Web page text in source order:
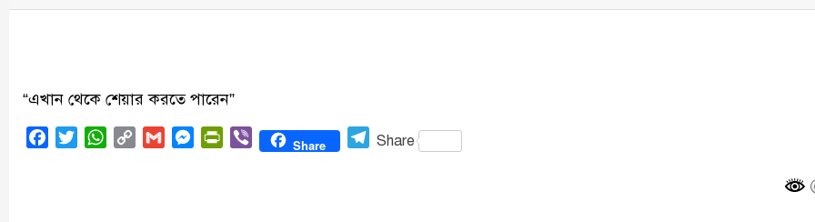
“এখান থেকে শেয়ার করতে পারেন”
FacebookTwitterWhatsApp
Copy
Gmail MessengerPrintFriendly
Viber Share Telegram
Share